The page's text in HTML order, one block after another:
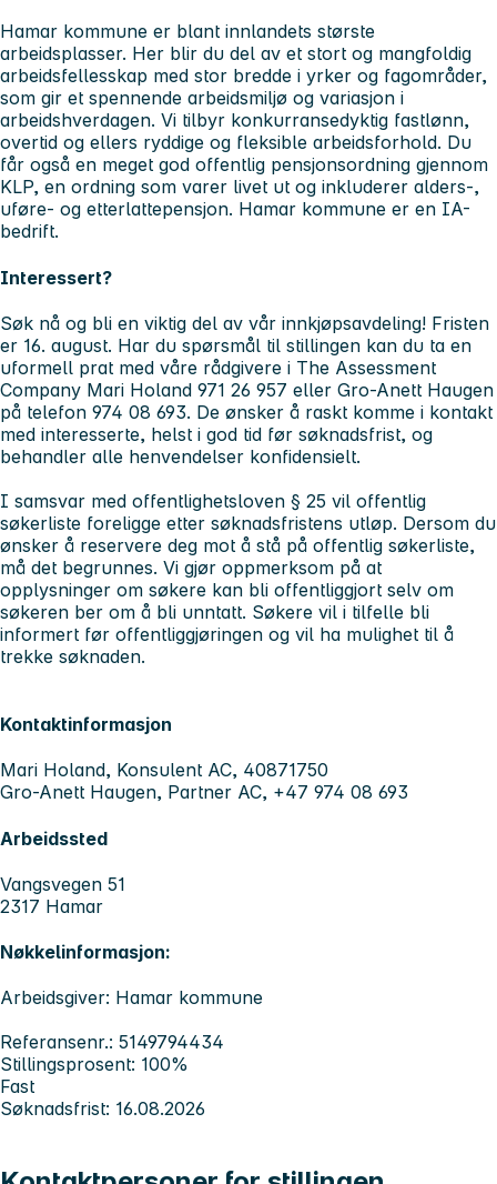
Hamar kommune er blant innlandets største
arbeidsplasser. Her blir du del av et stort og mangfoldig
arbeidsfellesskap med stor bredde i yrker og fagområder,
som gir et spennende arbeidsmiljø og variasjon i
arbeidshverdagen. Vi tilbyr konkurransedyktig fastlønn,
overtid og ellers ryddige og fleksible arbeidsforhold. Du
får også en meget god offentlig pensjonsordning gjennom
KLP, en ordning som varer livet ut og inkluderer alders-,
uføre- og etterlattepensjon. Hamar kommune er en IA-
bedrift.
Interessert?
Søk nå og bli en viktig del av vår innkjøpsavdeling! Fristen
er 16. august. Har du spørsmål til stillingen kan du ta en
uformell prat med våre rådgivere i The Assessment
Company Mari Holand 971 26 957 eller Gro-Anett Haugen
på telefon 974 08 693. De ønsker å raskt komme i kontakt
med interesserte, helst i god tid før søknadsfrist, og
behandler alle henvendelser konfidensielt.
I samsvar med offentlighetsloven § 25 vil offentlig
søkerliste foreligge etter søknadsfristens utløp. Dersom du
ønsker å reservere deg mot å stå på offentlig søkerliste,
må det begrunnes. Vi gjør oppmerksom på at
opplysninger om søkere kan bli offentliggjort selv om
søkeren ber om å bli unntatt. Søkere vil i tilfelle bli
informert før offentliggjøringen og vil ha mulighet til å
trekke søknaden.
Kontaktinformasjon
Mari Holand, Konsulent AC, 40871750
Gro-Anett Haugen, Partner AC, +47 974 08 693
Arbeidssted
Vangsvegen 51
2317 Hamar
Nøkkelinformasjon:
Arbeidsgiver: Hamar kommune
Referansenr.: 5149794434
Stillingsprosent: 100%
Fast
Søknadsfrist: 16.08.2026